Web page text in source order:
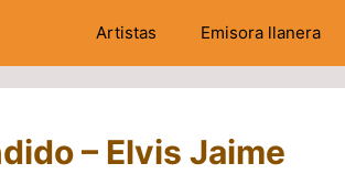
Artistas Emisora llanera
– Elvis Jaime